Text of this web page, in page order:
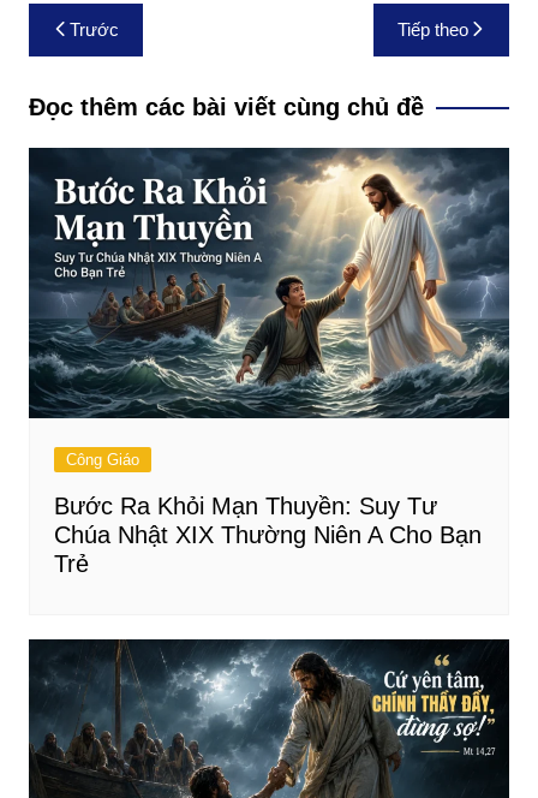
Điều
hướng
bài
viết
Trước Tiếp theo
Đọc thêm các bài viết cùng chủ đề
Công Giáo
Bước Ra Khỏi Mạn Thuyền: Suy Tư
Chúa Nhật XIX Thường Niên A Cho Bạn
Trẻ